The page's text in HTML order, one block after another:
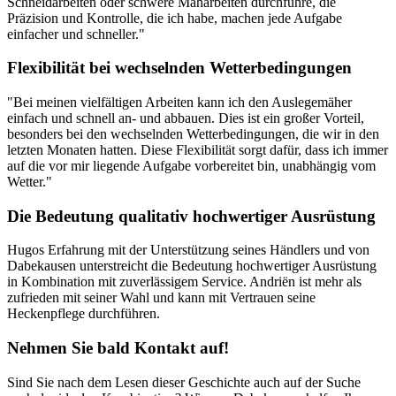
Präzision und Kontrolle, die ich habe, machen jede Aufgabe
einfacher und schneller."
Flexibilität bei wechselnden Wetterbedingungen
"Bei meinen vielfältigen Arbeiten kann ich den Auslegemäher
einfach und schnell an- und abbauen. Dies ist ein großer Vorteil,
besonders bei den wechselnden Wetterbedingungen, die wir in den
letzten Monaten hatten. Diese Flexibilität sorgt dafür, dass ich immer
auf die vor mir liegende Aufgabe vorbereitet bin, unabhängig vom
Wetter."
Die Bedeutung qualitativ hochwertiger Ausrüstung
Hugos Erfahrung mit der Unterstützung seines Händlers und von
Dabekausen unterstreicht die Bedeutung hochwertiger Ausrüstung
in Kombination mit zuverlässigem Service. Andriën ist mehr als
zufrieden mit seiner Wahl und kann mit Vertrauen seine
Heckenpflege durchführen.
Nehmen Sie bald Kontakt auf!
Sind Sie nach dem Lesen dieser Geschichte auch auf der Suche